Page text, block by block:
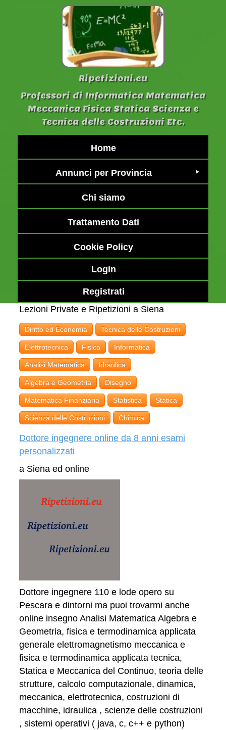
Ripetizioni.eu
Professori di Informatica Matematica
Meccanica Fisica Statica Scienza e
Tecnica delle Costruzioni Etc.
Home
Annunci per Provincia
Chi siamo
Trattamento Dati
Cookie Policy
Login
Registrati
Lezioni Private e Ripetizioni a Siena
Diritto ed Economia Tecnica delle Costruzioni
Elettrotecnica Fisica Informatica
Analisi Matematica Idraulica
Algebra e Geometria Disegno
Matematica Finanziaria Statistica Statica
Scienza delle Costruzioni Chimica
Dottore ingegnere online da 8 anni esami
personalizzati
a Siena ed online
Dottore ingegnere 110 e lode opero su
Pescara e dintorni ma puoi trovarmi anche
online insegno Analisi Matematica Algebra e
Geometria, fisica e termodinamica applicata
generale elettromagnetismo meccanica e
fisica e termodinamica applicata tecnica,
Statica e Meccanica del Continuo, teoria delle
strutture, calcolo computazionale, dinamica,
meccanica, elettrotecnica, costruzioni di
macchine, idraulica , scienze delle costruzioni
, sistemi operativi ( java, c, c++ e python)